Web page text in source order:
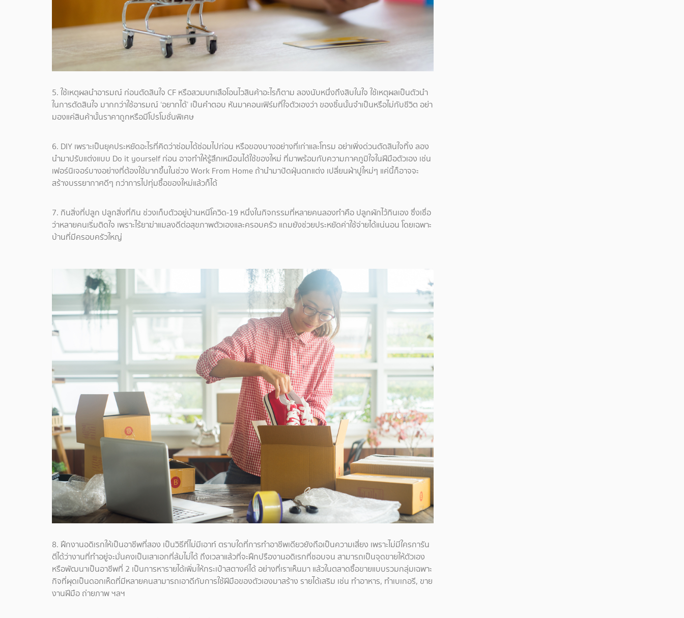
5. ใช้เหตุผลนำอารมณ์ ก่อนตัดสินใจ CF หรือสวมบทเสือโอนไวสินค้าอะไรก็ตาม ลองนับหนึ่งถึงสิบในใจ ใช้เหตุผลเป็นตัวนำ
ในการตัดสินใจ มากกว่าใช้อารมณ์ ‘อยากได้’ เป็นคำตอบ หันมาคอนเฟิร์มที่ใจตัวเองว่า ของชิ้นนั้นจำเป็นหรือไม่กับชีวิต อย่า
มองแค่สินค้านั้นราคาถูกหรือมีโปรโมชั่นพิเศษ
6. DIY เพราะเป็นยุคประหยัดอะไรที่คิดว่าซ่อมได้ซ่อมไปก่อน หรือของบางอย่างที่เก่าและโทรม อย่าเพิ่งด่วนตัดสินใจทิ้ง ลอง
นำมาปรับแต่งแบบ Do it yourself ก่อน อาจทำให้รู้สึกเหมือนได้ใช้ของใหม่ ที่มาพร้อมกับความภาคภูมิใจในฝีมือตัวเอง เช่น
เฟอร์นิเจอร์บางอย่างที่ต้องใช้มากขึ้นในช่วง Work From Home ถ้านำมาปัดฝุ่นตกแต่ง เปลี่ยนผ้าปูใหม่ๆ แค่นี้ก็อาจจะ
สร้างบรรยากาศดีๆ กว่าการไปทุ่มซื้อของใหม่แล้วก็ได้
7. กินสิ่งที่ปลูก ปลูกสิ่งที่กิน ช่วงเก็บตัวอยู่บ้านหนีโควิด-19 หนึ่งในกิจกรรมที่หลายคนลองทำคือ ปลูกผักไว้กินเอง ซึ่งเชื่อ
ว่าหลายคนเริ่มติดใจ เพราะไร้ยาฆ่าแมลงดีต่อสุขภาพตัวเองและครอบครัว แถมยังช่วยประหยัดค่าใช้จ่ายได้แน่นอน โดยเฉพาะ
บ้านที่มีครอบครัวใหญ่
8. ฝึกงานอดิเรกให้เป็นอาชีพที่สอง เป็นวิธีที่ไม่มีเอาท์ ตราบใดที่การทำอาชีพเดียวยังถือเป็นความเสี่ยง เพราะไม่มีใครการัน
ตีได้ว่างานที่ทำอยู่จะมั่นคงเป็นเสาเอกที่ล้มไม่ได้ ถึงเวลาแล้วที่จะฝึกปรืองานอดิเรกที่ชอบจน สามารถเป็นจุดขายให้ตัวเอง
หรือพัฒนาเป็นอาชีพที่ 2 เป็นการหารายได้เพิ่มให้กระเป๋าสตางค์ได้ อย่างที่เราเห็นมา แล้วในตลาดซื้อขายแบบรวมกลุ่มเฉพาะ
กิจที่ผุดเป็นดอกเห็ดที่มีหลายคนสามารถเอาดีกับการใช้ฝีมือของตัวเองมาสร้าง รายได้เสริม เช่น ทำอาหาร, ทำเบเกอรี, ขาย
งานฝีมือ ถ่ายภาพ ฯลฯ